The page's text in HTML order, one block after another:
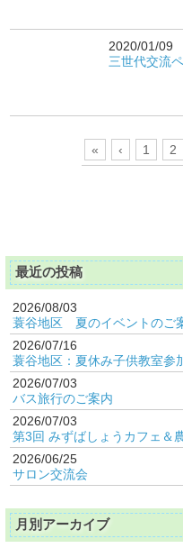
2020/01/09
三世代交流
« ‹ 1 2
最近の投稿
2026/08/03
蓑谷地区 夏のイベントのご
2026/07/16
蓑谷地区：夏休み子供教室参
2026/07/03
バス旅行のご案内
2026/07/03
第3回 みずばしょうカフェ＆
2026/06/25
サロン交流会
月別アーカイブ